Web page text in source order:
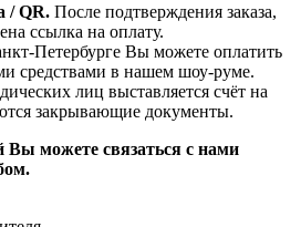
/ QR. После подтверждения заказа,
ссылка на оплату.
Петербурге Вы можете оплатить
средствами в нашем шоу-руме.
лиц выставляется счёт на
закрывающие документы.
Вы можете связаться с нами